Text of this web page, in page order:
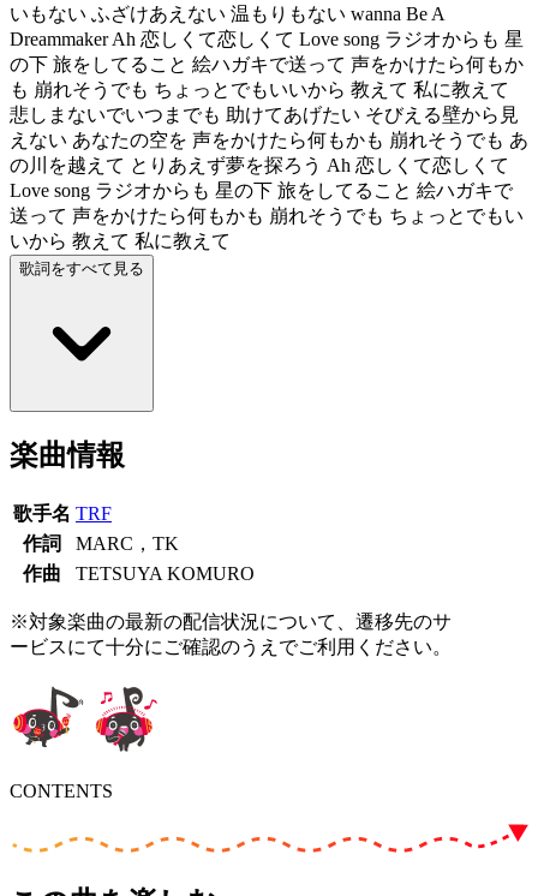
いもない ふざけあえない 温もりもない wanna Be A
Dreammaker Ah 恋しくて恋しくて Love song ラジオからも 星
の下 旅をしてること 絵ハガキで送って 声をかけたら何もか
も 崩れそうでも ちょっとでもいいから 教えて 私に教えて
悲しまないでいつまでも 助けてあげたい そびえる壁から見
えない あなたの空を 声をかけたら何もかも 崩れそうでも あ
の川を越えて とりあえず夢を探ろう Ah 恋しくて恋しくて
Love song ラジオからも 星の下 旅をしてること 絵ハガキで
送って 声をかけたら何もかも 崩れそうでも ちょっとでもい
いから 教えて 私に教えて
歌詞をすべて見る
楽曲情報
歌手名 TRF
作詞
MARC，TK
作曲
TETSUYA KOMURO
※対象楽曲の最新の配信状況について、遷移先のサ
ービスにて十分にご確認のうえでご利用ください。
CONTENTS